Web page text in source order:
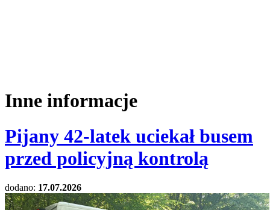
Inne informacje
Pijany 42-latek uciekał busem
przed policyjną kontrolą
dodano: 17.07.2026